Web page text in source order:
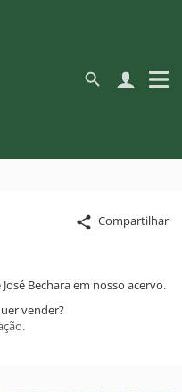
Compartilhar
Bechara em nosso acervo.
vender?